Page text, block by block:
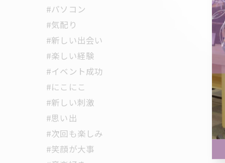
#パソコン
#気配り
#新しい出会い
#楽しい経験
#イベント成功
#にこにこ
#新しい刺激
#思い出
#次回も楽しみ
#笑顔が大事